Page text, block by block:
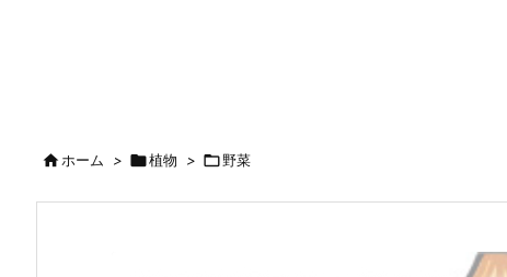
ホーム > 植物 > 野菜